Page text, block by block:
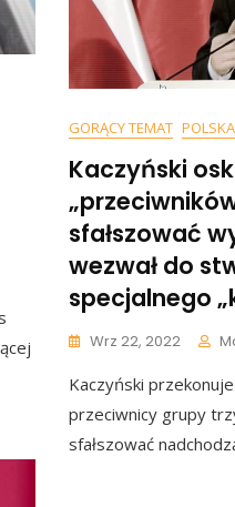
GORĄCY TEMAT POLSKA
Kaczyński
sfałszować
wezwał do
specjalnego
Wrz 22, 2022
Kaczyński
przeciwnicy grupy
sfałszować